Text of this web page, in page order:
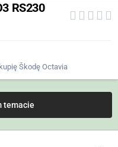
RS230
Škodę Octavia
temacie